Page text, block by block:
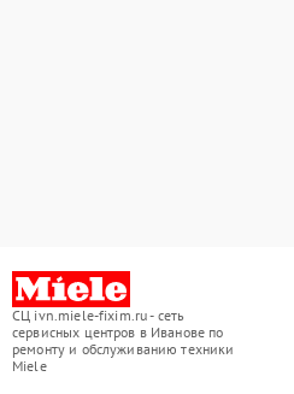
СЦ ivn.miele-fixim.ru - сеть
сервисных центров в Иванове по
ремонту и обслуживанию техники
Miele